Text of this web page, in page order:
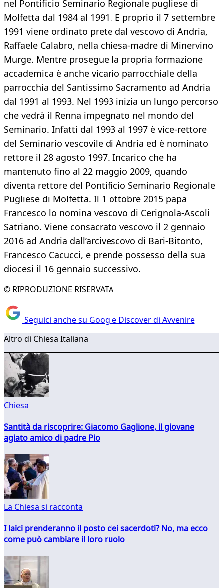
nel Pontificio Seminario Regionale pugliese di
Molfetta dal 1984 al 1991. E proprio il 7 settembre
1991 viene ordinato prete dal vescovo di Andria,
Raffaele Calabro, nella chiesa-madre di Minervino
Murge. Mentre prosegue la propria formazione
accademica è anche vicario parrocchiale della
parrocchia del Santissimo Sacramento ad Andria
dal 1991 al 1993. Nel 1993 inizia un lungo percorso
che vedrà il Renna impegnato nel mondo del
Seminario. Infatti dal 1993 al 1997 è vice-rettore
del Seminario vescovile di Andria ed è nominato
rettore il 28 agosto 1997. Incarico che ha
mantenuto fino al 22 maggio 2009, quando
diventa rettore del Pontificio Seminario Regionale
Pugliese di Molfetta. Il 1 ottobre 2015 papa
Francesco lo nomina vescovo di Cerignola-Ascoli
Satriano. Viene consacrato vescovo il 2 gennaio
2016 ad Andria dall’arcivescovo di Bari-Bitonto,
Francesco Cacucci, e prende possesso della sua
diocesi il 16 gennaio successivo.
© RIPRODUZIONE RISERVATA
Seguici anche su Google Discover di Avvenire
Altro di Chiesa Italiana
Chiesa
Santità da riscoprire: Giacomo Gaglione, il giovane
agiato amico di padre Pio
La Chiesa si racconta
I laici prenderanno il posto dei sacerdoti? No, ma ecco
come può cambiare il loro ruolo